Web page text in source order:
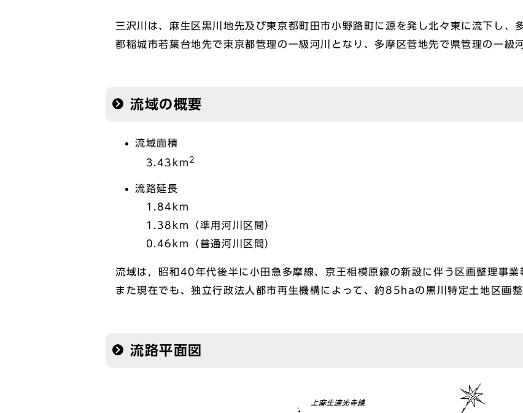
三沢川は、麻生区黒川地先及び東京都町田市小野路町に源を発し北々東に流下し、
都稲城市若葉台地先で東京都管理の一級河川となり、多摩区菅地先で県管理の一級
流域の概要
流域面積
3.43km 2
流路延長
1.84km
1.38km（準用河川区間）
0.46km（普通河川区間）
流域は，昭和40年代後半に小田急多摩線、京王相模原線の新設に伴う区画整理事業
また現在でも、独立行政法人都市再生機構によって、約85haの黒川特定土地区画整
流路平面図